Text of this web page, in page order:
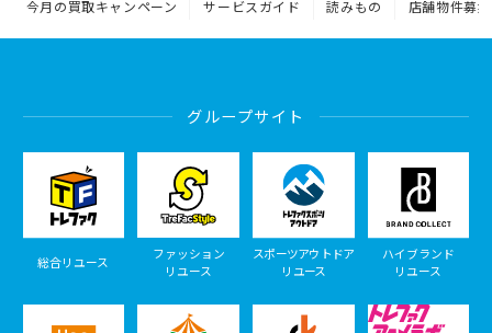
今月の買取キャンペーン サービスガイド 読みもの 店舗物件募集
グループサイト
総合リユース
ファッション
リユース
スポーツアウトドア
リユース
ハイブランド
リユース